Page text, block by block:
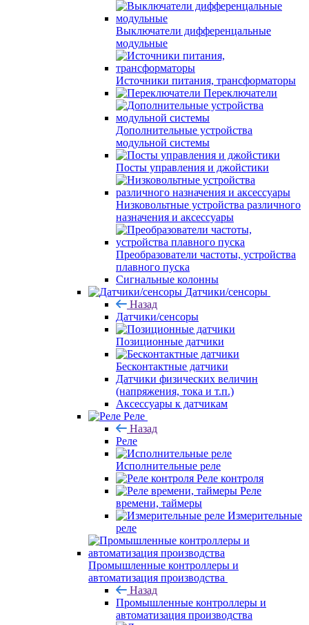
Выключатели дифференцальные
модульные
Источники питания, трансформаторы
Переключатели
Дополнительные устройства
модульной системы
Посты управления и джойстики
Низковольтные устройства различного
назначения и аксессуары
Преобразователи частоты, устройства
плавного пуска
Сигнальные колонны
Датчики/сенсоры
Назад
Датчики/сенсоры
Позиционные датчики
Бесконтактные датчики
Датчики физических величин
(напряжения, тока и т.п.)
Аксессуары к датчикам
Реле
Назад
Реле
Исполнительные реле
Реле контроля
Реле
времени, таймеры
Измерительные
реле
Промышленные контроллеры и
автоматизация производства
Назад
Промышленные контроллеры и
автоматизация производства